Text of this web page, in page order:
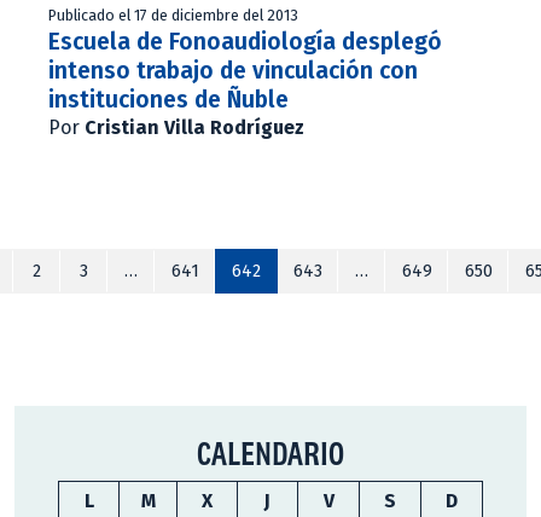
Publicado el 17 de diciembre del 2013
Escuela de Fonoaudiología desplegó
intenso trabajo de vinculación con
instituciones de Ñuble
Por Cristian Villa Rodríguez
2 3 … 641 642 643 … 649 650
CALENDARIO
L M X J V S D